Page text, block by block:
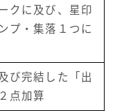
クに及び、星印
プ・集落１つに
び完結した「出
点加算